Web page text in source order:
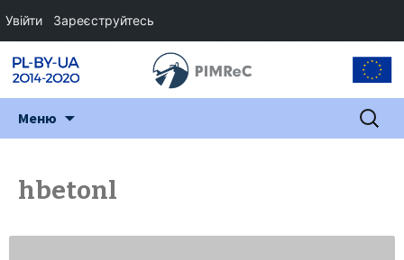
Меню Пошук:
hbetonl
Увійти Зареєструйтесь